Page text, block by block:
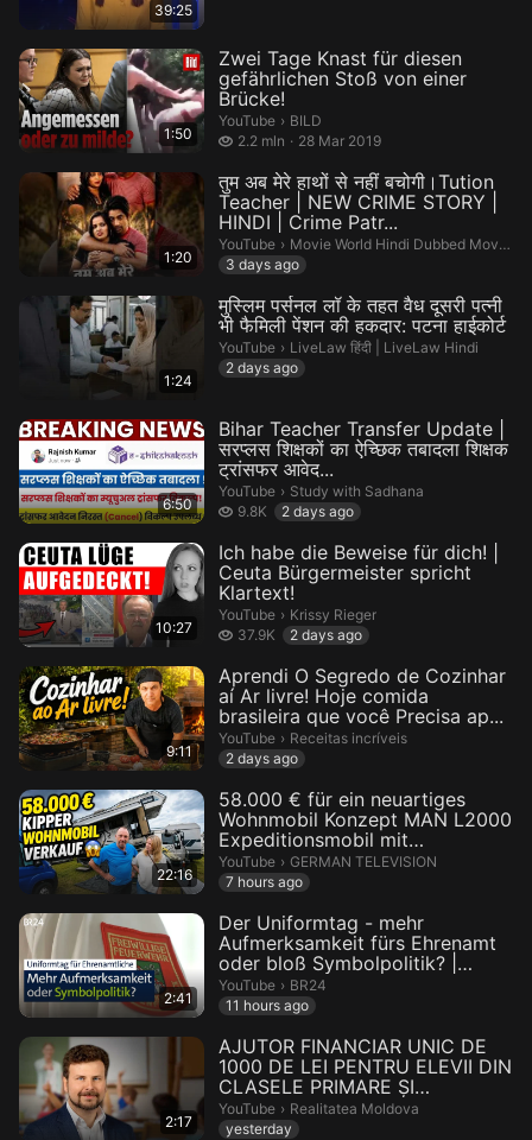
39:25
1:50
Zwei Tage Knast für diesen
gefährlichen Stoß von einer
Brücke!
YouTube › BILD.
BILD
2.2 mln
2.2 million views28 Mar 2019
1:20
तुम अब मेरे हाथों से नहीं बचोगी।Tution
Teacher | NEW CRIME STORY |
HINDI | Crime Patr...
YouTube › Movie World Hindi Dubbed Movies.
Movie World Hindi Dubbed Movies
3 days ago
1:24
मुस्लिम पर्सनल लॉ के तहत वैध दूसरी पत्नी
भी फैमिली पेंशन की हकदार: पटना हाईकोर्ट
YouTube › LiveLaw हिंदी | LiveLaw Hindi.
LiveLaw हिंदी | LiveLaw Hindi
2 days ago
6:50
Bihar Teacher Transfer Update |
सरप्लस शिक्षकों का ऐच्छिक तबादला शिक्षक
ट्रांसफर आवेद...
YouTube › Study with Sadhana.
Study with Sadhana
9.8K
9.8 thousand views
2 days ago
10:27
Ich habe die Beweise für dich! |
Ceuta Bürgermeister spricht
Klartext!
YouTube › Krissy Rieger.
Krissy Rieger
37.9K
37.9 thousand views
2 days ago
9:11
Aprendi O Segredo de Cozinhar
aí Ar livre! Hoje comida
brasileira que você Precisa ap...
YouTube › Receitas incríveis.
Receitas incríveis
2 days ago
22:16
58.000 € für ein neuartiges
Wohnmobil Konzept MAN L2000
Expeditionsmobil mit
Niesmann...
YouTube › GERMAN TELEVISION.
GERMAN TELEVISION
7 hours ago
2:41
Der Uniformtag - mehr
Aufmerksamkeit fürs Ehrenamt
oder bloß Symbolpolitik? |
Abendsc...
YouTube › BR24.
BR24
11 hours ago
2:17
AJUTOR FINANCIAR UNIC DE
1000 DE LEI PENTRU ELEVII DIN
CLASELE PRIMARE ȘI
GIMNAZIALE
YouTube › Realitatea Moldova.
Realitatea Moldova
yesterday